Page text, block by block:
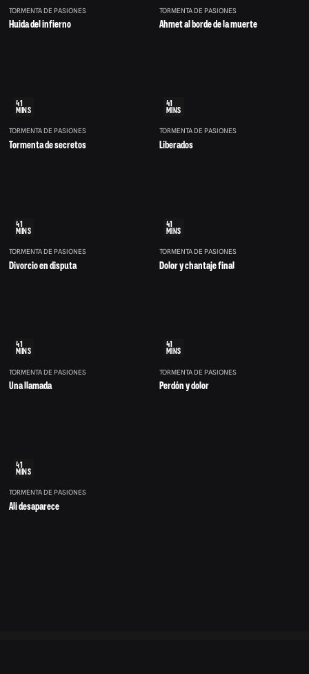
TORMENTA DE PASIONES
Huida del infierno
TORMENTA DE PASIONES
Ahmet al borde de la muerte
41
MINS
TORMENTA DE PASIONES
Tormenta de secretos
41
MINS
TORMENTA DE PASIONES
Liberados
41
MINS
TORMENTA DE PASIONES
Divorcio en disputa
41
MINS
TORMENTA DE PASIONES
Dolor y chantaje final
41
MINS
TORMENTA DE PASIONES
Una llamada
41
MINS
TORMENTA DE PASIONES
Perdón y dolor
41
MINS
TORMENTA DE PASIONES
Ali desaparece